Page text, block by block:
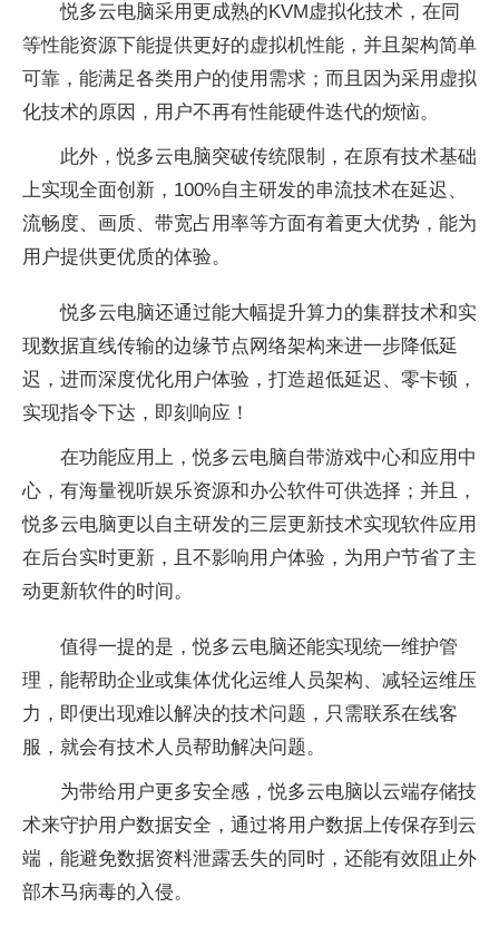
悦多云电脑采用更成熟的KVM虚拟化技术，在同
等性能资源下能提供更好的虚拟机性能，并且架构简单
可靠，能满足各类用户的使用需求；而且因为采用虚拟
化技术的原因，用户不再有性能硬件迭代的烦恼。
此外，悦多云电脑突破传统限制，在原有技术基础
上实现全面创新，100%自主研发的串流技术在延迟、
流畅度、画质、带宽占用率等方面有着更大优势，能为
用户提供更优质的体验。
悦多云电脑还通过能大幅提升算力的集群技术和实
现数据直线传输的边缘节点网络架构来进一步降低延
迟，进而深度优化用户体验，打造超低延迟、零卡顿，
实现指令下达，即刻响应！
在功能应用上，悦多云电脑自带游戏中心和应用中
心，有海量视听娱乐资源和办公软件可供选择；并且，
悦多云电脑更以自主研发的三层更新技术实现软件应用
在后台实时更新，且不影响用户体验，为用户节省了主
动更新软件的时间。
值得一提的是，悦多云电脑还能实现统一维护管
理，能帮助企业或集体优化运维人员架构、减轻运维压
力，即便出现难以解决的技术问题，只需联系在线客
服，就会有技术人员帮助解决问题。
为带给用户更多安全感，悦多云电脑以云端存储技
术来守护用户数据安全，通过将用户数据上传保存到云
端，能避免数据资料泄露丢失的同时，还能有效阻止外
部木马病毒的入侵。